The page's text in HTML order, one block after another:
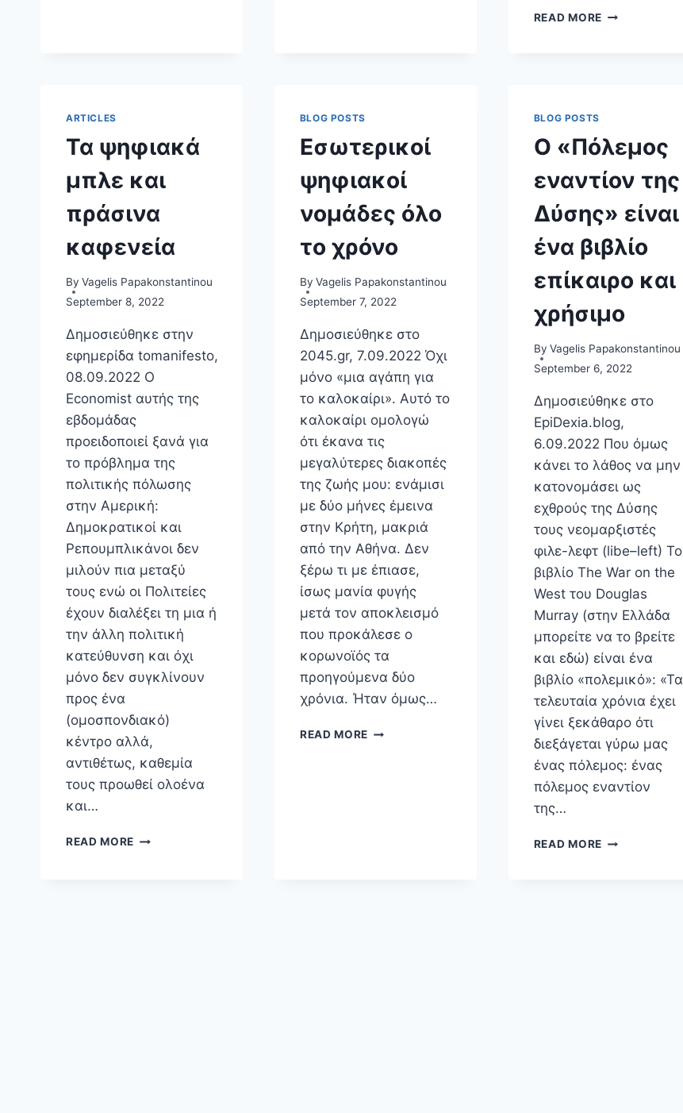
READ MOREΤΟ
ΣΥΜΒΟΛΙΣΜΟΊ
ARTICLES
Τα ψηφιακά
μπλε και
πράσινα
καφενεία
By Vagelis Papakonstantinou
September 8, 2022
Δημοσιεύθηκε στην
εφημερίδα tomanifesto,
08.09.2022 O
Economist αυτής της
εβδομάδας
προειδοποιεί ξανά για
το πρόβλημα της
πολιτικής πόλωσης
στην Αμερική:
Δημοκρατικοί και
Ρεπουμπλικάνοι δεν
μιλούν πια μεταξύ
τους ενώ οι Πολιτείες
έχουν διαλέξει τη μια ή
την άλλη πολιτική
κατεύθυνση και όχι
μόνο δεν συγκλίνουν
προς ένα
(ομοσπονδιακό)
κέντρο αλλά,
αντιθέτως, καθεμία
τους προωθεί ολοένα
και…
READ MORE ΤΑ
BLOG POSTS
Εσωτερικοί
ψηφιακοί
νομάδες όλο
το χρόνο
By Vagelis Papakonstantinou
September 7, 2022
Δημοσιεύθηκε στο
2045.gr, 7.09.2022 Όχι
μόνο «μια αγάπη για
το καλοκαίρι». Αυτό το
καλοκαίρι ομολογώ
ότι έκανα τις
μεγαλύτερες διακοπές
της ζωής μου: ενάμισι
με δύο μήνες έμεινα
στην Κρήτη, μακριά
από την Αθήνα. Δεν
ξέρω τι με έπιασε,
ίσως μανία φυγής
μετά τον αποκλεισμό
που προκάλεσε ο
κορωνοϊός τα
προηγούμενα δύο
χρόνια. Ήταν όμως…
READ MORE ΕΣΩΤΕΡΙΚΟΊ
BLOG POSTS
Ο «Πόλεμος
εναντίον της
Δύσης» είναι
ένα βιβλίο
επίκαιρο και
χρήσιμο
By Vagelis Papakonstantinou
September 6, 2022
Δημοσιεύθηκε στο
EpiDexia.blog,
6.09.2022 Που όμως
κάνει το λάθος να μην
κατονομάσει ως
εχθρούς της Δύσης
τους νεομαρξιστές
φιλε-λεφτ (libe–left) Το
βιβλίο The War on the
West του Douglas
Murray (στην Ελλάδα
μπορείτε να το βρείτε
και εδώ) είναι ένα
βιβλίο «πολεμικό»: «Τα
τελευταία χρόνια έχει
γίνει ξεκάθαρο ότι
διεξάγεται γύρω μας
ένας πόλεμος: ένας
πόλεμος εναντίον
της…
READ MOREΟ